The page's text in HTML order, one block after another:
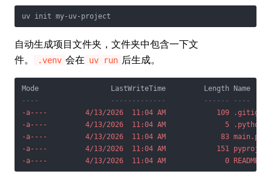
自动生成项目文件夹，文件夹中包含一下文
件。
.venv 会在 uv run 后生成。
----                 -------------         ------ ----
-a----         4/13/2026  11:04 AM            109
-a----         4/13/2026  11:04 AM              5 .python-
-a----         4/13/2026  11:04 AM             83 main.py
-a----         4/13/2026  11:04 AM            151
-a----         4/13/2026  11:04 AM              0 README.md